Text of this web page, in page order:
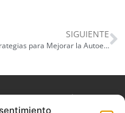
SIGUIENTE
Estrategias para Mejorar la Autoestima en CsiAlicante
nuestros usuarios